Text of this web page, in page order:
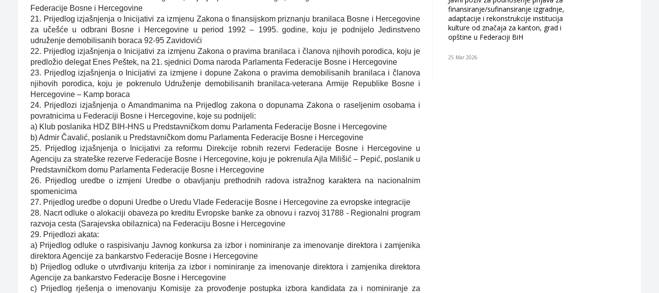
Federacije Bosne i Hercegovine
21. Prijedlog izjašnjenja o Inicijativi za izmjenu Zakona o finansijskom priznanju branilaca Bosne i Hercegovine
za učešće u odbrani Bosne i Hercegovine u period 1992 – 1995. godine, koju je podnijelo Jedinstveno
udruženje demobilisanih boraca 92-95 Zavidovići
22. Prijedlog izjašnjenja o Inicijativi za izmjenu Zakona o pravima branilaca i članova njihovih porodica, koju je
predložio delegat Enes Peštek, na 21. sjednici Doma naroda Parlamenta Federacije Bosne i Hercegovine
23. Prijedlog izjašnjenja o Inicijativi za izmjene i dopune Zakona o pravima demobilisanih branilaca i članova
njihovih porodica, koju je pokrenulo Udruženje demobilisanih branilaca-veterana Armije Republike Bosne i
Hercegovine – Kamp boraca
24. Prijedlozi izjašnjenja o Amandmanima na Prijedlog zakona o dopunama Zakona o raseljenim osobama i
povratnicima u Federaciji Bosne i Hercegovine, koje su podnijeli:
a) Klub poslanika HDZ BIH-HNS u Predstavničkom domu Parlamenta Federacije Bosne i Hercegovine
b) Admir Čavalić, poslanik u Predstavničkom domu Parlamenta Federacije Bosne i Hercegovine
25. Prijedlog izjašnjenja o Inicijativi za reformu Direkcije robnih rezervi Federacije Bosne i Hercegovine u
Agenciju za strateške rezerve Federacije Bosne i Hercegovine, koju je pokrenula Ajla Milišić – Pepić, poslanik u
Predstavničkom domu Parlamenta Federacije Bosne i Hercegovine
26. Prijedlog uredbe o izmjeni Uredbe o obavljanju prethodnih radova istražnog karaktera na nacionalnim
spomenicima
27. Prijedlog uredbe o dopuni Uredbe o Uredu Vlade Federacije Bosne i Hercegovine za evropske integracije
28. Nacrt odluke o alokaciji obaveza po kreditu Evropske banke za obnovu i razvoj 31788 - Regionalni program
razvoja cesta (Sarajevska obilaznica) na Federaciju Bosne i Hercegovine
29. Prijedlozi akata:
a) Prijedlog odluke o raspisivanju Javnog konkursa za izbor i nominiranje za imenovanje direktora i zamjenika
direktora Agencije za bankarstvo Federacije Bosne i Hercegovine
b) Prijedlog odluke o utvrđivanju kriterija za izbor i nominiranje za imenovanje direktora i zamjenika direktora
Agencije za bankarstvo Federacije Bosne i Hercegovine
c) Prijedlog rješenja o imenovanju Komisije za provođenje postupka izbora kandidata za i nominiranje za
finansiranje/sufinansiranje izgradnje,
adaptacije i rekonstrukcije institucija
kulture od značaja za kanton, grad i
opštine u Federaciji BiH
25 Mar 2026